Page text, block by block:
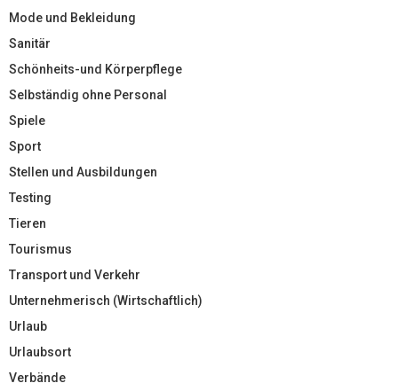
Mode und Bekleidung
Sanitär
Schönheits-und Körperpflege
Selbständig ohne Personal
Spiele
Sport
Stellen und Ausbildungen
Testing
Tieren
Tourismus
Transport und Verkehr
Unternehmerisch (Wirtschaftlich)
Urlaub
Urlaubsort
Verbände